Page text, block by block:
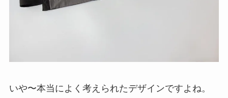
いや〜本当によく考えられたデザインですよね。